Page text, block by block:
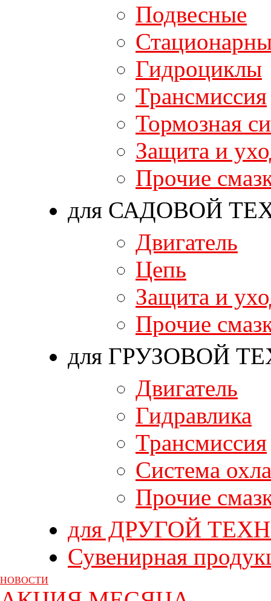
Подвесные
Гидроциклы
Трансмиссия
Тормозная
Защита и
Прочие
для САДОВОЙ
Двигатель
Цепь
Защита и
Прочие
для ГРУЗОВОЙ
Двигатель
Гидравлика
Трансмиссия
Система
Прочие
для ДРУГОЙ
Сувенирная
НОВОСТИ